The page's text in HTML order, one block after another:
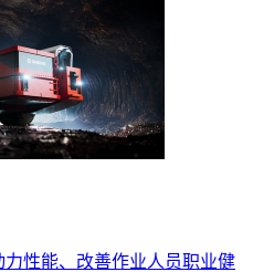
性能、改善作业人员职业健